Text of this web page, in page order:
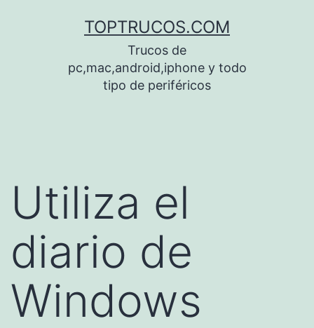
TOPTRUCOS.COM
Trucos de
pc,mac,android,iphone y todo
tipo de periféricos
Utiliza el
diario de
Windows